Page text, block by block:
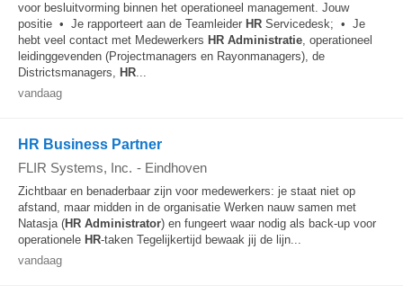
voor besluitvorming binnen het operationeel management. Jouw
positie • Je rapporteert aan de Teamleider HR Servicedesk; • Je
hebt veel contact met Medewerkers HR Administratie, operationeel
leidinggevenden (Projectmanagers en Rayonmanagers), de
Districtsmanagers, HR...
vandaag
HR Business Partner
FLIR Systems, Inc. - Eindhoven
Zichtbaar en benaderbaar zijn voor medewerkers: je staat niet op
afstand, maar midden in de organisatie Werken nauw samen met
Natasja (HR Administrator) en fungeert waar nodig als back‑up voor
operationele HR‑taken Tegelijkertijd bewaak jij de lijn...
vandaag